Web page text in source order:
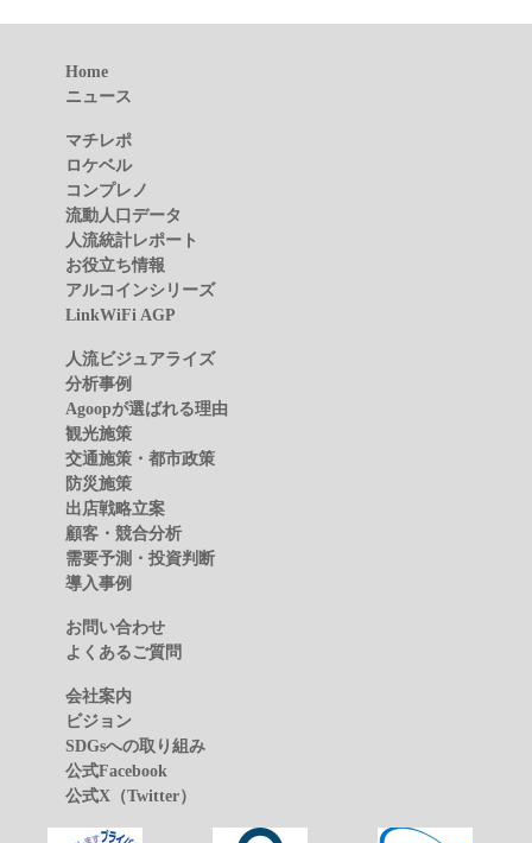
Home
ニュース
マチレポ
ロケベル
コンプレノ
流動人口データ
人流統計レポート
お役立ち情報
アルコインシリーズ
LinkWiFi AGP
人流ビジュアライズ
分析事例
Agoopが選ばれる理由
観光施策
交通施策・都市政策
防災施策
出店戦略立案
顧客・競合分析
需要予測・投資判断
導入事例
お問い合わせ
よくあるご質問
会社案内
ビジョン
SDGsへの取り組み
公式Facebook
公式X（Twitter）